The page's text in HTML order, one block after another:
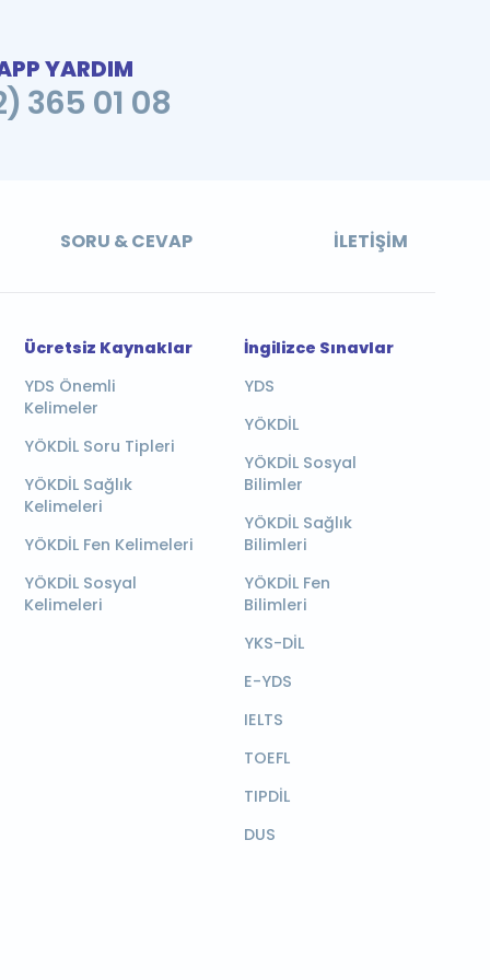
YARDIM
365 01 08
SORU & CEVAP İLETIŞIM
Ücretsiz Kaynaklar
YDS Önemli
Kelimeler
YÖKDİL Soru Tipleri
YÖKDİL Sağlık
Kelimeleri
YÖKDİL Fen Kelimeleri
YÖKDİL Sosyal
Kelimeleri
İngilizce Sınavlar
YDS
YÖKDİL
YÖKDİL Sosyal
Bilimler
YÖKDİL Sağlık
Bilimleri
YÖKDİL Fen
Bilimleri
YKS-DİL
E-YDS
IELTS
TOEFL
TIPDİL
DUS